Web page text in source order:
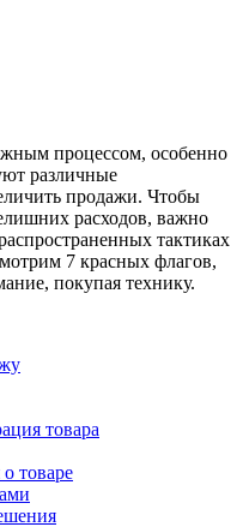
процессом, особенно
различные
продажи. Чтобы
расходов, важно
тактиках
7 красных флагов,
покупая технику.
товара
товаре